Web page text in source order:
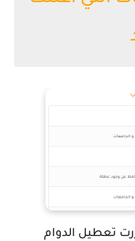
تعطيل الدوام